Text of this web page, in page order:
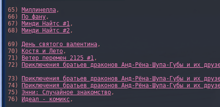
65) Миллинелла,
66)
По фану,
67) Минди Найтс #1,
68) Минди Найтс #2,
69) День святого валентина,
70)
Костя и Лето,
71)
Ветер перемен 2125 #1,
72)
Приключения братьев драконов Анд-Рёна-Шупа-Губы и их
73)
Приключения братьев драконов Анд-Рёна-Шупа-Губы и их
74)
Приключения братьев драконов Анд-Рёна-Шупа-Губы и их
75) Энни: Случайное знакомство,
76)
Идеал - комикс,